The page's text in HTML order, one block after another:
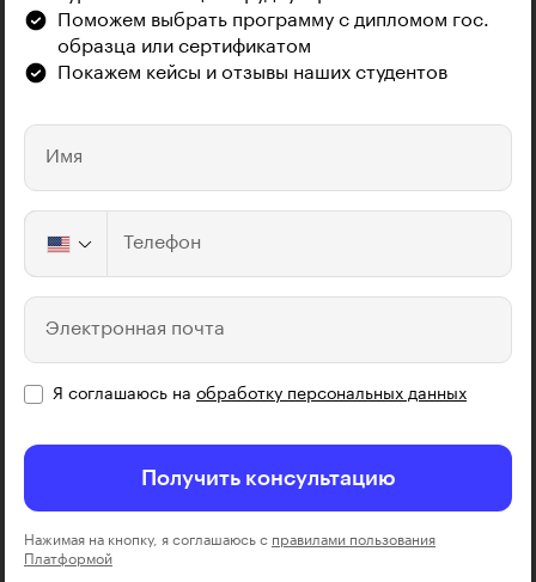
Поможем выбрать программу с дипломом гос.
образца или сертификатом
Покажем кейсы и отзывы наших студентов
Имя
Телефон
Электронная почта
Я соглашаюсь на обработку персональных данных
Получить консультацию
Нажимая на кнопку, я соглашаюсь с правилами пользования
Платформой